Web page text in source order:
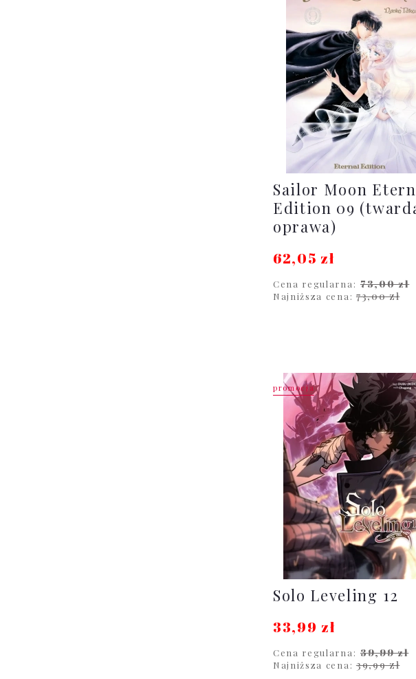
Sailor Moon
Edition 09
oprawa)
62,05 zł
Cena regularna: 73,00 zł
Najniższa cena: 73,00 zł
Solo Leveling 12
33,99 zł
Cena regularna: 39,99 zł
Najniższa cena: 39,99 zł
promocja